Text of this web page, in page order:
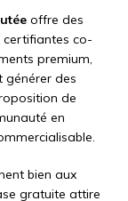
offre des
certifiantes co-
premium,
générer des
de
en
bien aux
gratuite attire